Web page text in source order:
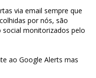
via email sempre que
por nós, são
monitorizados pelo
ao Google Alerts mas